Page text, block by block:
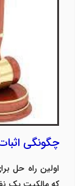
چگونگی
اولین راه حل